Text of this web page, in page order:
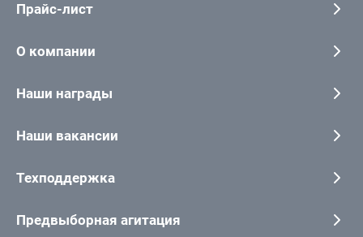
Прайс-лист
О компании
Наши награды
Наши вакансии
Техподдержка
Предвыборная агитация